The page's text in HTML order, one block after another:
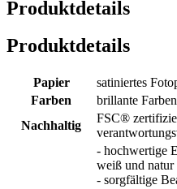
Produktdetails
Produktdetails
Papier
satiniertes
Farben
brillante
Nachhaltig
FSC®
- hochwertige
weiß und natur
- sorgfältige